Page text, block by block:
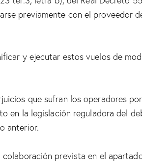
previamente con el proveedor
y ejecutar estos vuelos de
que sufran los operadores
en la legislación reguladora del
anterior.
prevista en el